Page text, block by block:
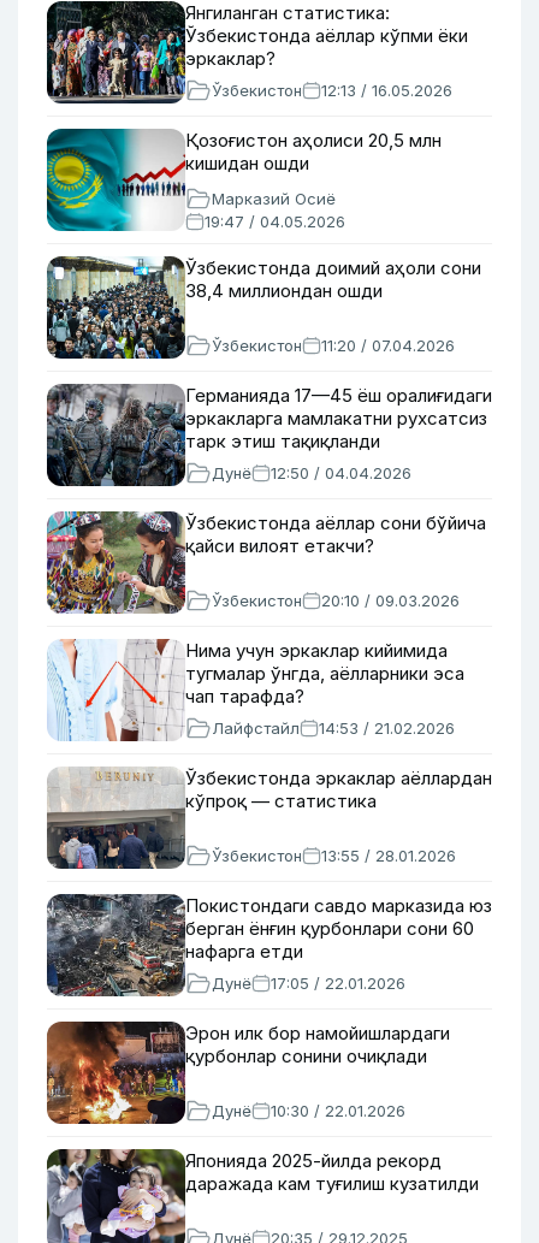
Янгиланган статистика:
Ўзбекистонда аёллар кўпми ёки
эркаклар?
Ўзбекистон 12:13 / 16.05.2026
Қозоғистон аҳолиси 20,5 млн
кишидан ошди
Марказий Осиё
19:47 / 04.05.2026
Ўзбекистонда доимий аҳоли сони
38,4 миллиондан ошди
Ўзбекистон 11:20 / 07.04.2026
Германияда 17—45 ёш оралиғидаги
эркакларга мамлакатни рухсатсиз
тарк этиш тақиқланди
Дунё 12:50 / 04.04.2026
Ўзбекистонда аёллар сони бўйича
қайси вилоят етакчи?
Ўзбекистон 20:10 / 09.03.2026
Нима учун эркаклар кийимида
тугмалар ўнгда, аёлларники эса
чап тарафда?
Лайфстайл 14:53 / 21.02.2026
Ўзбекистонда эркаклар аёллардан
кўпроқ — статистика
Ўзбекистон 13:55 / 28.01.2026
Покистондаги савдо марказида юз
берган ёнғин қурбонлари сони 60
нафарга етди
Дунё 17:05 / 22.01.2026
Эрон илк бор намойишлардаги
қурбонлар сонини очиқлади
Дунё 10:30 / 22.01.2026
Японияда 2025-йилда рекорд
даражада кам туғилиш кузатилди
Дунё 20:35 / 29.12.2025